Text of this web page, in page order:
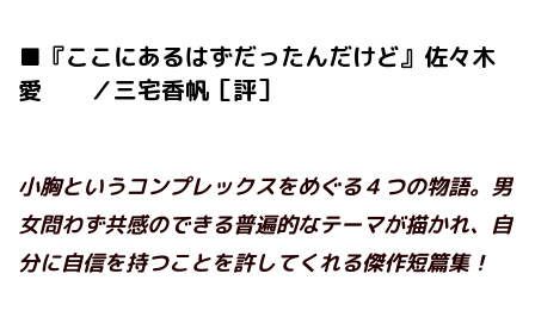
■『ここにあるはずだったんだけど』佐々木
愛 ／三宅香帆［評］
小胸というコンプレックスをめぐる４つの物語。男
女問わず共感のできる普遍的なテーマが描かれ、自
分に自信を持つことを許してくれる傑作短篇集！